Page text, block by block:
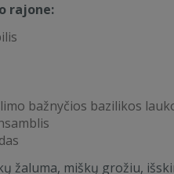
rajone:
bažnyčios bazilikos
žaluma, miškų grožiu,